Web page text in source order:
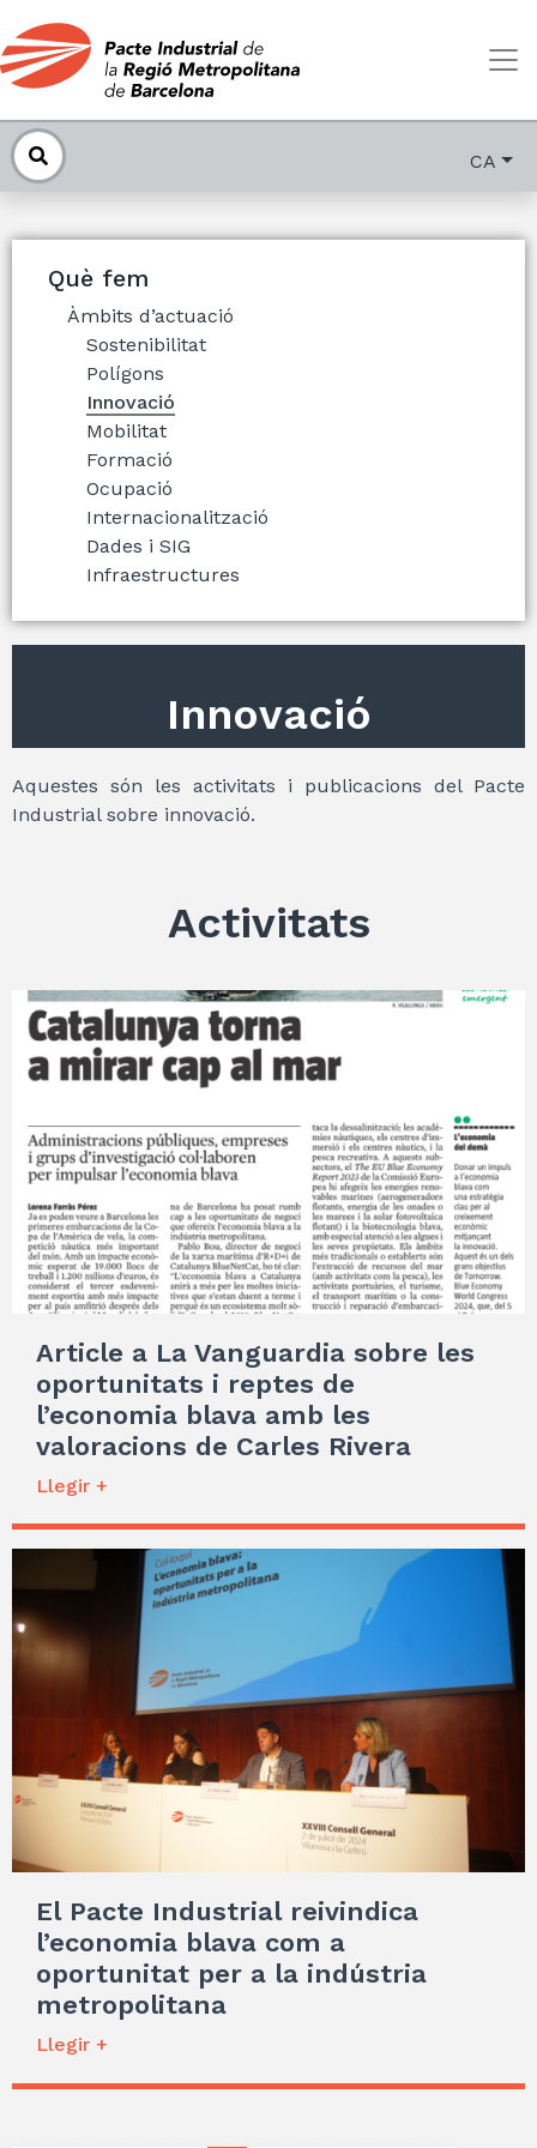
CA
Què fem
Àmbits d’actuació
Sostenibilitat
Polígons
Innovació
Mobilitat
Formació
Ocupació
Internacionalització
Dades i SIG
Infraestructures
Innovació
Aquestes són les activitats i publicacions del Pacte
Industrial sobre innovació.
Activitats
Article a La Vanguardia sobre les
oportunitats i reptes de
l’economia blava amb les
valoracions de Carles Rivera
Llegir +
El Pacte Industrial reivindica
l’economia blava com a
oportunitat per a la indústria
metropolitana
Llegir +